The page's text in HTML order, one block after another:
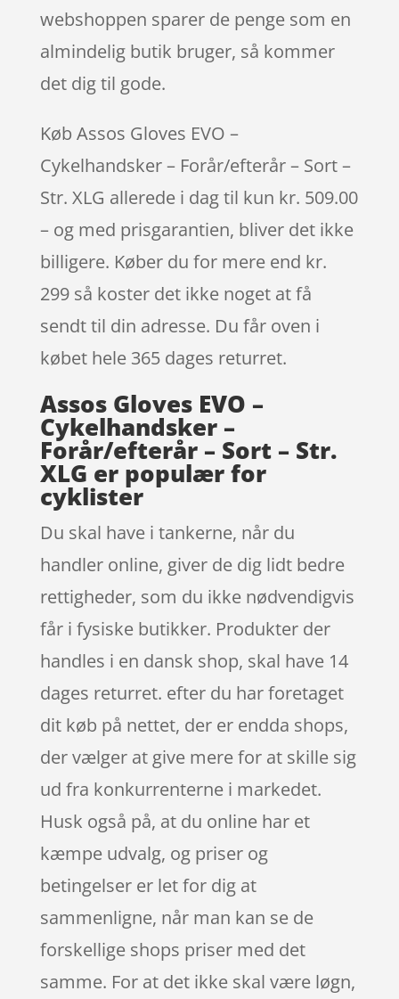
webshoppen sparer de penge som en
almindelig butik bruger, så kommer
det dig til gode.
Køb Assos Gloves EVO –
Cykelhandsker – Forår/efterår – Sort –
Str. XLG allerede i dag til kun kr. 509.00
– og med prisgarantien, bliver det ikke
billigere. Køber du for mere end kr.
299 så koster det ikke noget at få
sendt til din adresse. Du får oven i
købet hele 365 dages returret.
Assos Gloves EVO –
Cykelhandsker –
Forår/efterår – Sort – Str.
XLG er populær for
cyklister
Du skal have i tankerne, når du
handler online, giver de dig lidt bedre
rettigheder, som du ikke nødvendigvis
får i fysiske butikker. Produkter der
handles i en dansk shop, skal have 14
dages returret. efter du har foretaget
dit køb på nettet, der er endda shops,
der vælger at give mere for at skille sig
ud fra konkurrenterne i markedet.
Husk også på, at du online har et
kæmpe udvalg, og priser og
betingelser er let for dig at
sammenligne, når man kan se de
forskellige shops priser med det
samme. For at det ikke skal være løgn,